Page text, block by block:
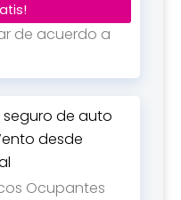
de acuerdo a
de auto
desde
Ocupantes